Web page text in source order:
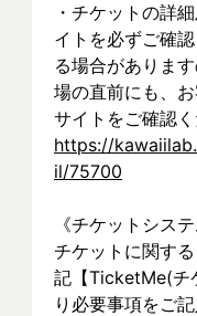
・チケットの詳
イトを必ずご確
る場合がありま
場の直前にも、
サイトをご確認く
https://
il/75700
《チケットシス
チケットに関す
記【TicketMe(チ
り必要事項をご